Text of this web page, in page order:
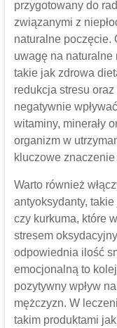
przygotowany do
związanymi z
naturalne poczęcie.
uwagę na naturalne
takie jak zdrowa
redukcja stresu
negatywnie
witaminy, minerały
organizm w
kluczowe
Warto również
antyoksydanty,
czy kurkuma, które
stresem
odpowiednia ilość
emocjonalną to
pozytywny wpływ
mężczyzn. W
takim produktami